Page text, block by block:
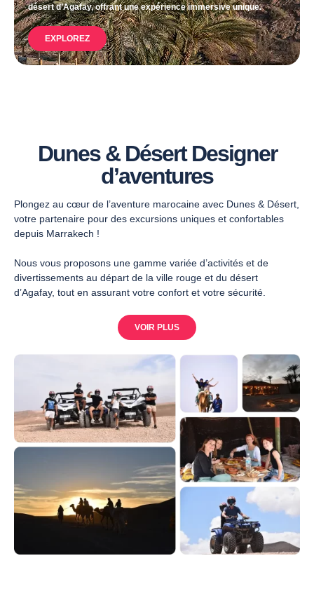
désert d’Agafay, offrant une expérience immersive unique.
EXPLOREZ
Dunes & Désert Designer
d’aventures
Plongez au cœur de l’aventure marocaine avec Dunes & Désert,
votre partenaire pour des excursions uniques et confortables
depuis Marrakech !
Nous vous proposons une gamme variée d’activités et de
divertissements au départ de la ville rouge et du désert
d’Agafay, tout en assurant votre confort et votre sécurité.
VOIR PLUS